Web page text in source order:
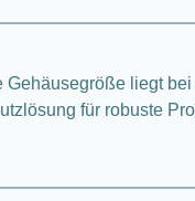
Gehäusegröße liegt
für robuste